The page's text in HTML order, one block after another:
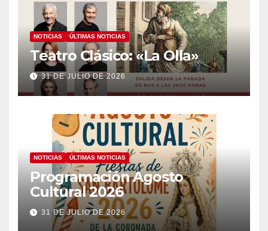
NOTICIAS ÚLTIMAS NOTICIAS
Teatro Clásico: «La Olla»
31 DE JULIO DE 2026
NOTICIAS ÚLTIMAS NOTICIAS
Programación Agosto
Cultural 2026
31 DE JULIO DE 2026